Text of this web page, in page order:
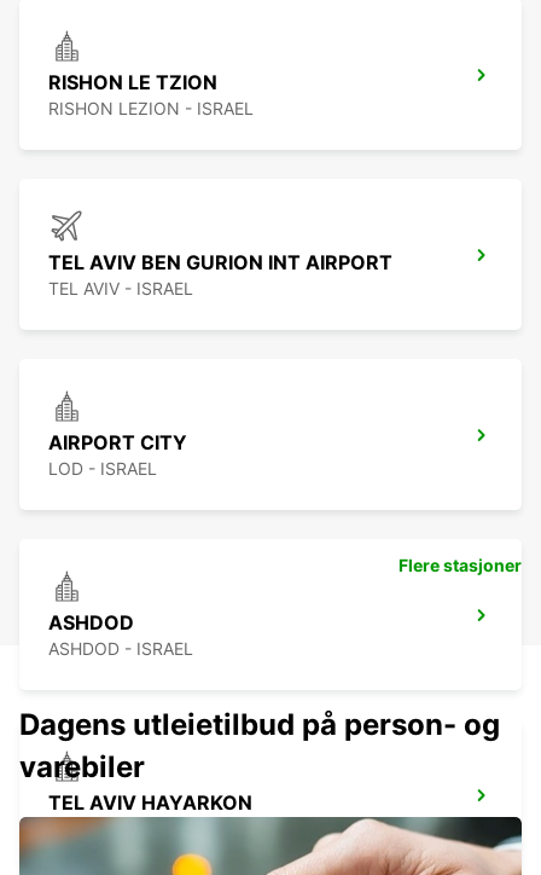
RISHON LE TZION
RISHON LEZION - ISRAEL
TEL AVIV BEN GURION INT AIRPORT
TEL AVIV - ISRAEL
AIRPORT CITY
LOD - ISRAEL
ASHDOD
ASHDOD - ISRAEL
TEL AVIV HAYARKON
TEL AVIV - ISRAEL
Flere stasjoner
Dagens utleietilbud på person- og
varebiler